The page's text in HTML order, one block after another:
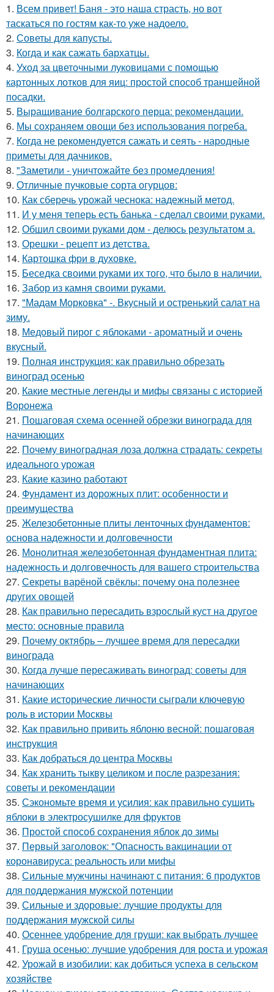
1. Всем привет! Баня - это наша страсть, но вот
таскаться по гостям как-то уже надоело.
2. Советы для капусты.
3. Когда и как сажать бархатцы.
4. Уход за цветочными луковицами с помощью
картонных лотков для яиц: простой способ траншейной
посадки.
5. Выращивание болгарского перца: рекомендации.
6. Мы сохраняем овощи без использования погреба.
7. Когда не рекомендуется сажать и сеять - народные
приметы для дачников.
8. "Заметили - уничтожайте без промедления!
9. Отличные пучковые сорта огурцов:
10. Как сберечь урожай чеснока: надежный метод.
11. И у меня теперь есть банька - сделал своими руками.
12. Обшил своими руками дом - делюсь результатом а.
13. Орешки - рецепт из детства.
14. Картошка фри в духовке.
15. Беседка своими руками их того, что было в наличии.
16. Забор из камня своими руками.
17. "Мадам Морковка" -. Вкусный и остренький салат на
зиму.
18. Медовый пирог с яблоками - ароматный и очень
вкусный.
19. Полная инструкция: как правильно обрезать
виноград осенью
20. Какие местные легенды и мифы связаны с историей
Воронежа
21. Пошаговая схема осенней обрезки винограда для
начинающих
22. Почему виноградная лоза должна страдать: секреты
идеального урожая
23. Какие казино работают
24. Фундамент из дорожных плит: особенности и
преимущества
25. Железобетонные плиты ленточных фундаментов:
основа надежности и долговечности
26. Монолитная железобетонная фундаментная плита:
надежность и долговечность для вашего строительства
27. Секреты варёной свёклы: почему она полезнее
других овощей
28. Как правильно пересадить взрослый куст на другое
место: основные правила
29. Почему октябрь – лучшее время для пересадки
винограда
30. Когда лучше пересаживать виноград: советы для
начинающих
31. Какие исторические личности сыграли ключевую
роль в истории Москвы
32. Как правильно привить яблоню весной: пошаговая
инструкция
33. Как добраться до центра Москвы
34. Как хранить тыкву целиком и после разрезания:
советы и рекомендации
35. Сэкономьте время и усилия: как правильно сушить
яблоки в электросушилке для фруктов
36. Простой способ сохранения яблок до зимы
37. Первый заголовок: "Опасность вакцинации от
коронавируса: реальность или мифы
38. Сильные мужчины начинают с питания: 6 продуктов
для поддержания мужской потенции
39. Сильные и здоровые: лучшие продукты для
поддержания мужской силы
40. Осеннее удобрение для груши: как выбрать лучшее
41. Груша осенью: лучшие удобрения для роста и урожая
42. Урожай в изобилии: как добиться успеха в сельском
хозяйстве